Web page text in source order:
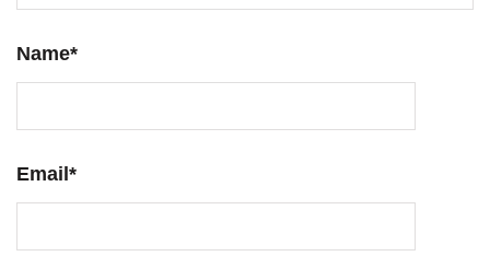
Name*
Email*